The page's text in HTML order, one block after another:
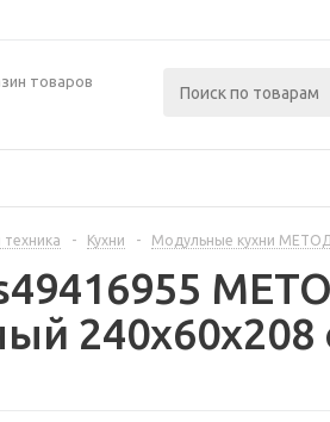
товаров
техника - Кухни - Модульные кухни МЕТОД
240x60x208